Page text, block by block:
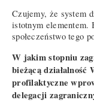
Czujemy, że system
istotnym elementem.
społeczeństwo tego
W jakim stopniu
bieżącą działalność
profilaktyczne
delegacji